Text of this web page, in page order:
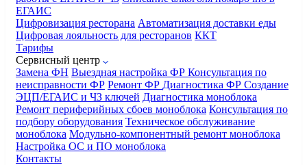
ЕГАИС
Цифровизация ресторана Автоматизация доставки еды
Цифровая лояльность для ресторанов ККТ
Тарифы
Сервисный центр
Замена ФН Выездная настройка ФР Консультация по
неисправности ФР Ремонт ФР Диагностика ФР Создание
ЭЦП/ЕГАИС и ЧЗ ключей Диагностика моноблока
Ремонт периферийных сбоев моноблока Консультация по
подбору оборудования Техническое обслуживание
моноблока Модульно-компонентный ремонт моноблока
Настройка ОС и ПО моноблока
Контакты